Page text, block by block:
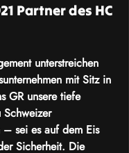
Partner des HC
unterstreichen
mit Sitz in
GR unsere tiefe
Schweizer
– sei es auf dem Eis
Sicherheit. Die